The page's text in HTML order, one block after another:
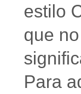
estilo
que
Para